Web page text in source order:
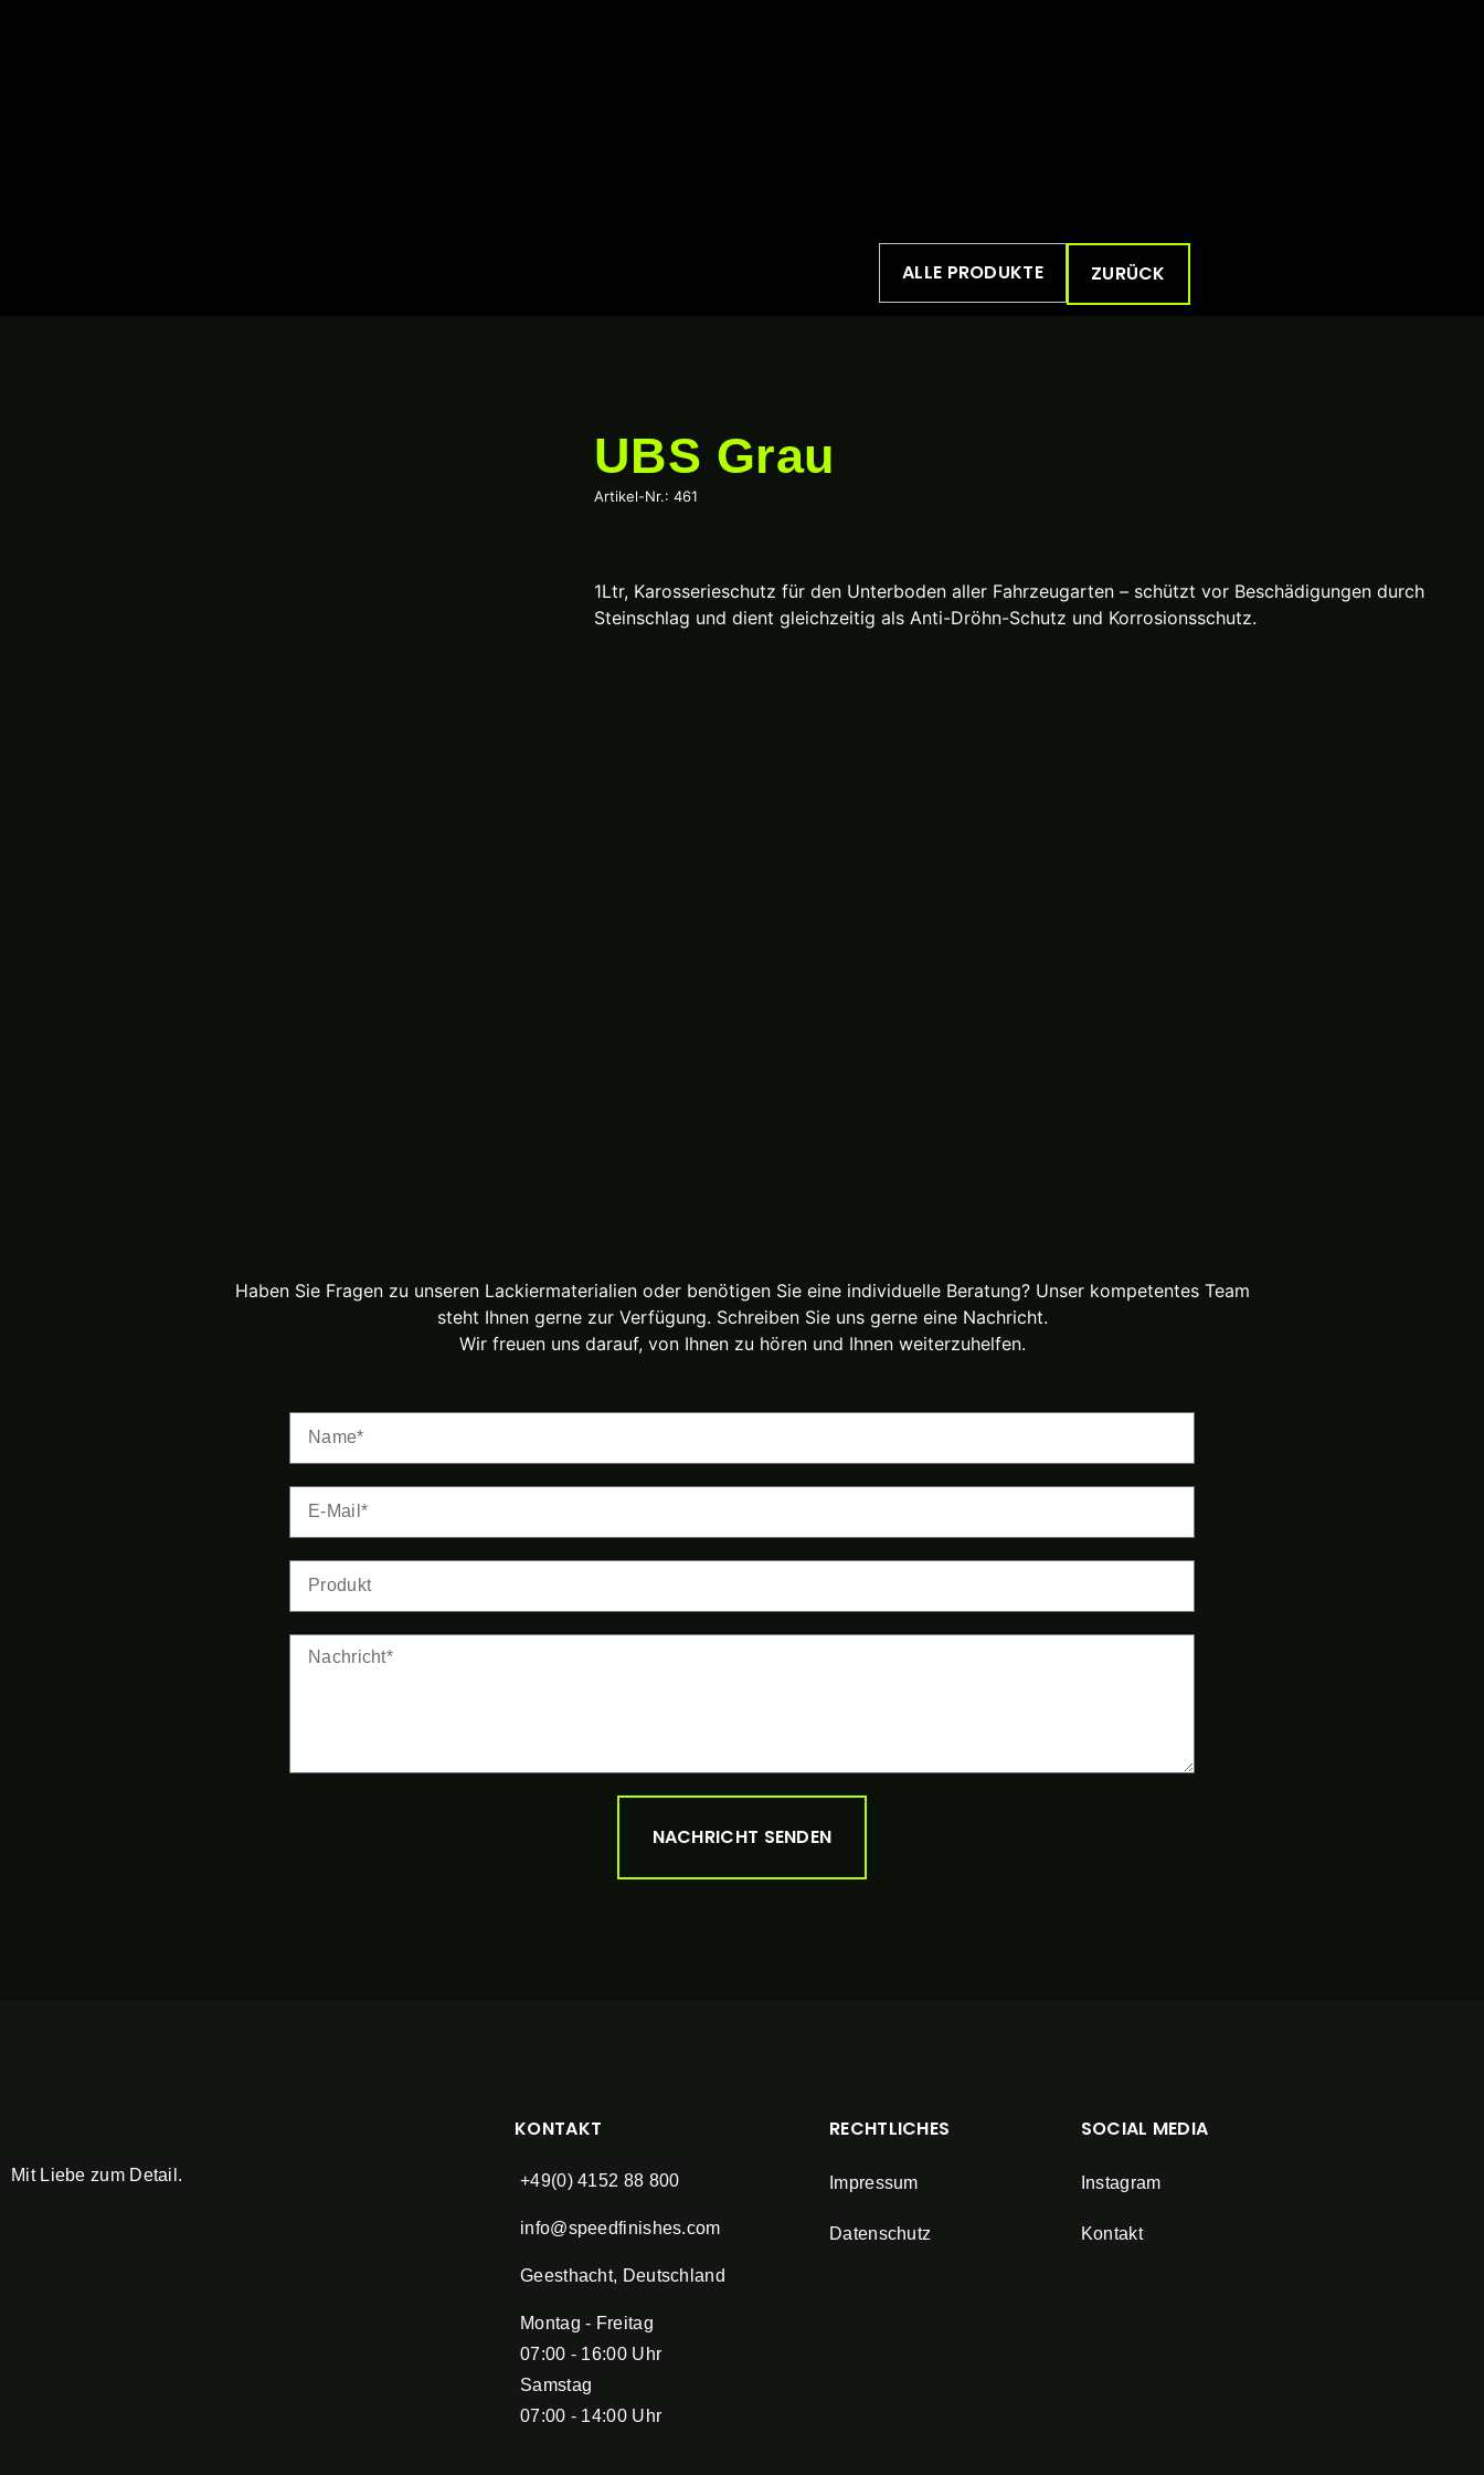
ALLE PRODUKTE ZURÜCK
UBS Grau
Artikel-Nr.: 461
1Ltr, Karosserieschutz für den Unterboden aller Fahrzeugarten – schützt vor Beschädigungen durch
Steinschlag und dient gleichzeitig als Anti-Dröhn-Schutz und Korrosionsschutz.
Haben Sie Fragen zu unseren Lackiermaterialien oder benötigen Sie eine individuelle Beratung? Unser kompetentes Team
steht Ihnen gerne zur Verfügung. Schreiben Sie uns gerne eine Nachricht.
Wir freuen uns darauf, von Ihnen zu hören und Ihnen weiterzuhelfen.
NACHRICHT SENDEN
Mit Liebe zum Detail.
KONTAKT
+49(0) 4152 88 800
info@speedfinishes.com
Geesthacht, Deutschland
Montag - Freitag
07:00 - 16:00 Uhr
Samstag
07:00 - 14:00 Uhr
RECHTLICHES
Impressum
Datenschutz
SOCIAL MEDIA
Instagram
Kontakt